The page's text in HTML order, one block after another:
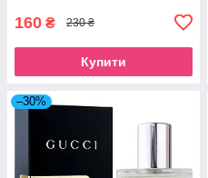
160 ₴ 230 ₴
Купити
–30%